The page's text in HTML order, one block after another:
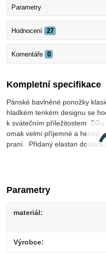
Parametry
Hodnocení 27
Komentáře 0
Kompletní specifikace
Pánské bavlněné ponožky
hladkém tenkém designu se
k svátečním příležitostem.
omak velmi příjemné a hebké,
praní. Přidaný elastan dodává
Parametry
materiál
Výrobce